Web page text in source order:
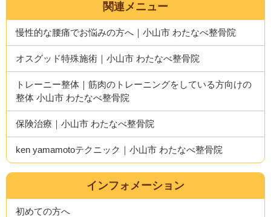
関連メニュー
慢性的な腰痛でお悩みの方へ｜小山市 わたなべ整骨院
オスグッド特殊施術｜小山市 わたなべ整骨院
トレーニー整体｜筋肉のトレーニングをしている方向けの
整体 小山市 わたなべ整骨院
保険治療｜小山市 わたなべ整骨院
ken yamamotoテクニック｜小山市 わたなべ整骨院
インフォメーション
初めての方へ